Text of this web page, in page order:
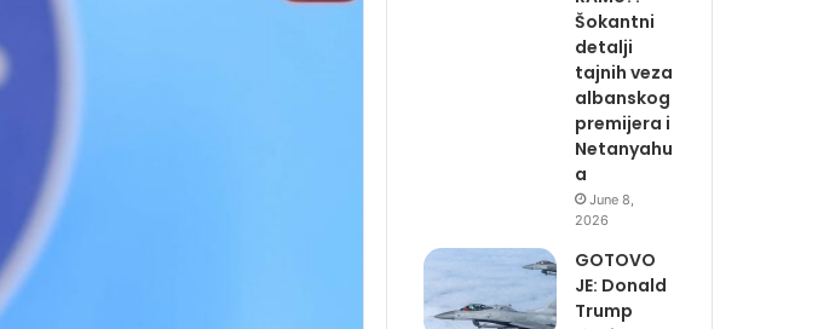
Šokantni
detalji
tajnih veza
albanskog
premijera i
Netanyahu
a
June 8,
2026
GOTOVO
JE: Donald
Trump